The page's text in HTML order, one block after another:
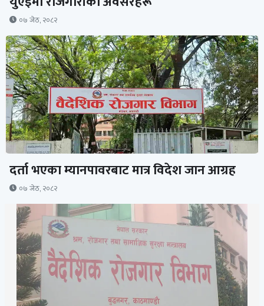
०७ जेठ, २०८२
दर्ता भएका म्यानपावरबाट मात्र विदेश जान आग्रह
०७ जेठ, २०८२